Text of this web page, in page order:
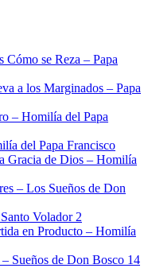
Cómo se Reza – Papa
a los Marginados – Papa
– Homilía del Papa
del Papa Francisco
Gracia de Dios – Homilía
– Los Sueños de Don
Volador 2
en Producto – Homilía
Sueños de Don Bosco 14